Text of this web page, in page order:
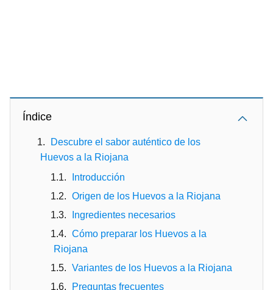
Índice
Descubre el sabor auténtico de los
Huevos a la Riojana
Introducción
Origen de los Huevos a la Riojana
Ingredientes necesarios
Cómo preparar los Huevos a la
Riojana
Variantes de los Huevos a la Riojana
Preguntas frecuentes